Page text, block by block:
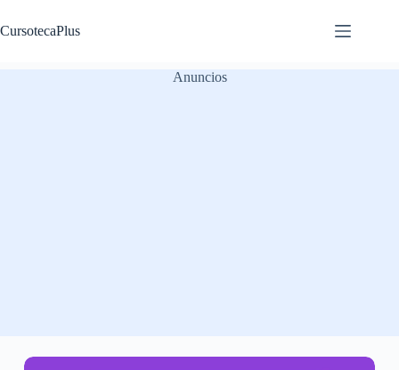
al
contenido
CursotecaPlus
Anuncios